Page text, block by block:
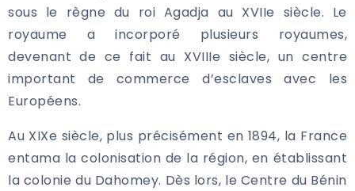
sous le règne du roi Agadja au XVIIe siècle. Le
royaume a incorporé plusieurs royaumes,
devenant de ce fait au XVIIIe siècle, un centre
important de commerce d’esclaves avec les
Européens.
Au XIXe siècle, plus précisément en 1894, la France
entama la colonisation de la région, en établissant
la colonie du Dahomey. Dès lors, le Centre du Bénin